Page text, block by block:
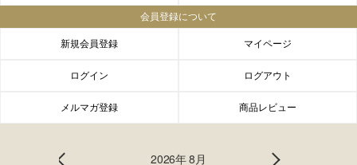
会員登録について
新規会員登録 マイページ
ログイン ログアウト
メルマガ登録 商品レビュー